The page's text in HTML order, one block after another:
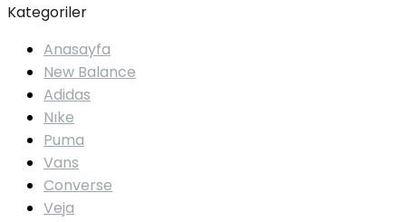
Kategoriler
Anasayfa
New Balance
Adidas
Nıke
Puma
Vans
Converse
Veja